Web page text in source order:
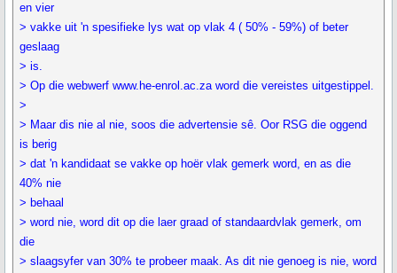
en vier
> vakke uit 'n spesifieke lys wat op vlak 4 ( 50% - 59%) of beter
geslaag
> is.
> Op die webwerf www.he-enrol.ac.za word die vereistes uitgestippel.
>
> Maar dis nie al nie, soos die advertensie sê. Oor RSG die oggend
is berig
> dat 'n kandidaat se vakke op hoër vlak gemerk word, en as die
40% nie
> behaal
> word nie, word dit op die laer graad of standaardvlak gemerk, om
die
> slaagsyfer van 30% te probeer maak. As dit nie genoeg is nie, word